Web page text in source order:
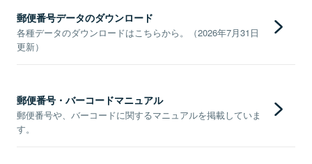
郵便番号データのダウンロード
各種データのダウンロードはこちらから。（2026年7月31日
更新）
郵便番号・バーコードマニュアル
郵便番号や、バーコードに関するマニュアルを掲載していま
す。